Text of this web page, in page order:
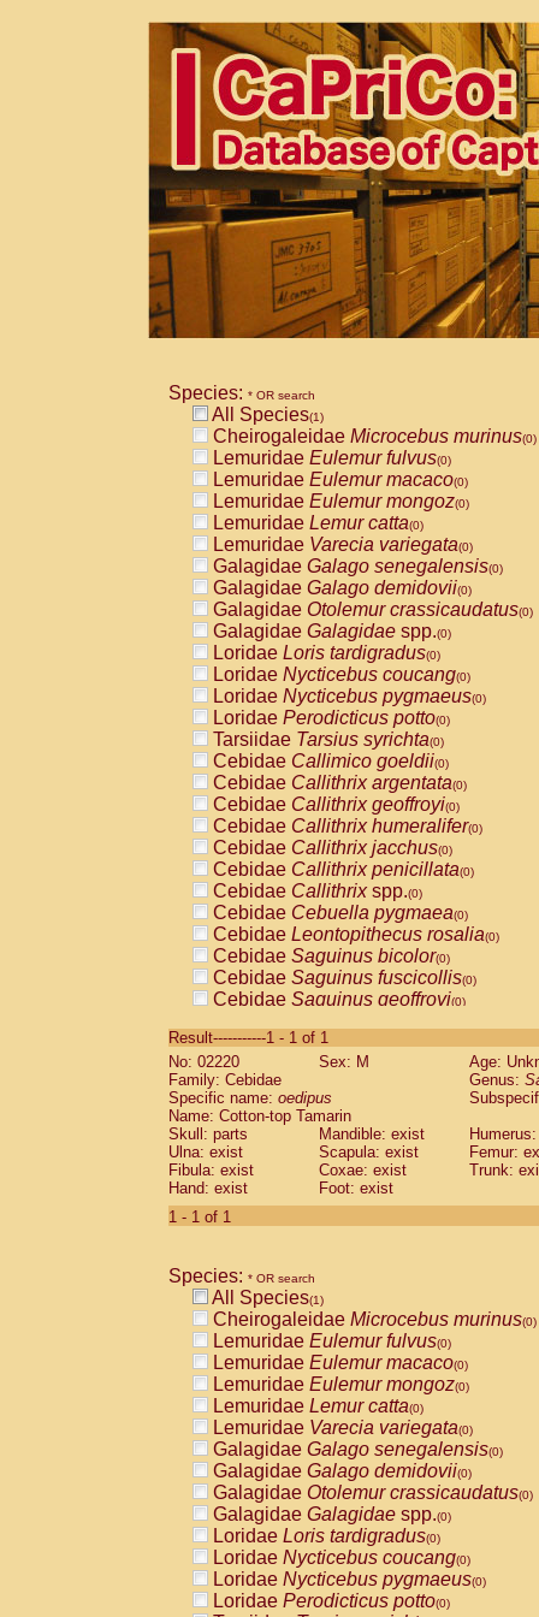
Species: * OR search
All Species(1)
Cheirogaleidae Microcebus murinus(0)
Lemuridae Eulemur fulvus(0)
Lemuridae Eulemur macaco(0)
Lemuridae Eulemur mongoz(0)
Lemuridae Lemur catta(0)
Lemuridae Varecia variegata(0)
Galagidae Galago senegalensis(0)
Galagidae Galago demidovii(0)
Galagidae Otolemur crassicaudatus(0)
Galagidae Galagidae spp.(0)
Loridae Loris tardigradus(0)
Loridae Nycticebus coucang(0)
Loridae Nycticebus pygmaeus(0)
Loridae Perodicticus potto(0)
Tarsiidae Tarsius syrichta(0)
Cebidae Callimico goeldii(0)
Cebidae Callithrix argentata(0)
Cebidae Callithrix geoffroyi(0)
Cebidae Callithrix humeralifer(0)
Cebidae Callithrix jacchus(0)
Cebidae Callithrix penicillata(0)
Cebidae Callithrixspp.(0)
Cebidae Cebuella pygmaea(0)
Cebidae Leontopithecus rosalia(0)
Cebidae Saguinus bicolor(0)
Cebidae Saguinus fuscicollis(0)
Cebidae Saguinus geoffroyi(0)
CebidaeSaguinus labiatus(0)
Cebidae Saguinus leucopus (0)
Cebidae
CebidaeSaguinus mystax
Cebidae Saguinus nigricollis (0)
Cebidae Saguinus oedipus
Cebidae Saguinus weddelli
Cebidae Saguinusspp.
Cebidae
CebidaeCebus capucinus
CebidaeCebus nigrivittatus
CebidaeCebus spp.(0)
CebidaeSaimiri boliviensis(0)
CebidaeSaimiri sciureus(0)
AtelidaeAlouatta caraya(0)
AtelidaeAlouatta fusca(0)
AtelidaeAlouatta seniculus(0)
AtelidaeAlouattaspp.(0)
AtelidaeAteles belzebuth(0)
AtelidaeAteles geoffroyi(0)
AtelidaeAteles paniscus(0)
AtelidaeAtelesspp.(0)
AtelidaeLagothrix lagothricha(0)
AtelidaeLagothrix lagothricha cana
PitheciidaeCacajao calvus
Result-----------1 - 1 of 1
No: 02220
Sex: M
Age:
Family: Cebidae
Genus:
Specific name: oedipus
Name: Cotton-top Tamarin
Skull: parts
Mandible: exist
Ulna: exist
Scapula: exist
Femur:
Fibula: exist
Coxae: exist
Trunk:
Hand: exist
Foot: exist
1 - 1 of 1
Species: * OR search
All Species(1)
Cheirogaleidae Microcebus murinus(0)
Lemuridae Eulemur fulvus(0)
Lemuridae Eulemur macaco(0)
Lemuridae Eulemur mongoz(0)
Lemuridae Lemur catta(0)
Lemuridae Varecia variegata(0)
Galagidae Galago senegalensis(0)
Galagidae Galago demidovii(0)
Galagidae Otolemur crassicaudatus(0)
Galagidae Galagidae spp.(0)
Loridae Loris tardigradus(0)
Loridae Nycticebus coucang(0)
Loridae Nycticebus pygmaeus(0)
Loridae Perodicticus potto(0)